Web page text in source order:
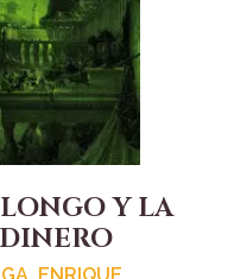
Y LA